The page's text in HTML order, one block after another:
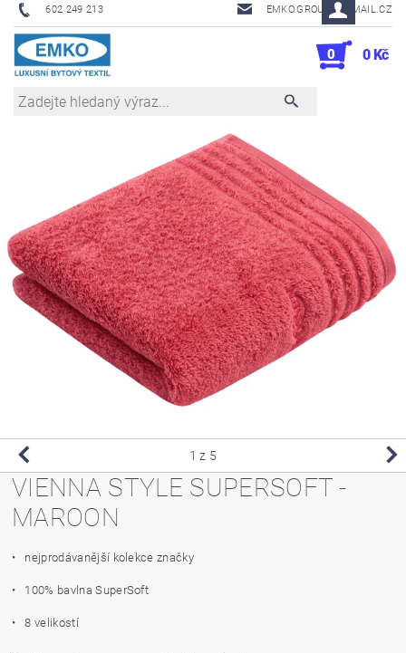
602 249 213 EMKO.GROUSL@EMAIL.CZ
0 0 Kč
1 z 5
VIENNA STYLE SUPERSOFT -
MAROON
• nejprodávanější kolekce značky
• 100% bavlna SuperSoft
• 8 velikostí